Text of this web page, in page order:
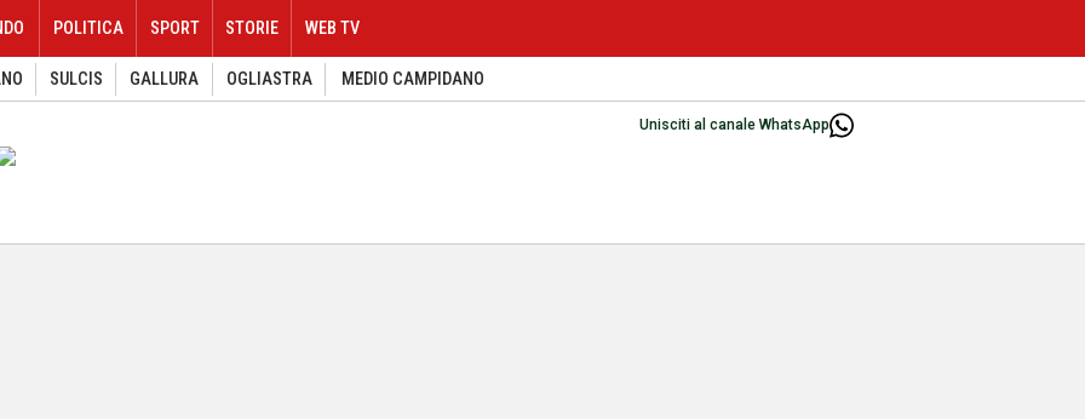
Unisciti al canale WhatsApp
SULCIS GALLURA OGLIASTRA MEDIO CAMPIDANO
POLITICA SPORT STORIE WEB TV